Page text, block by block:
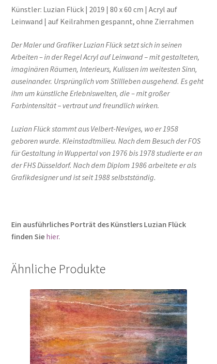
Künstler: Luzian Flück | 2019 | 80 x 60 cm | Acryl auf
Leinwand | auf Keilrahmen gespannt, ohne Zierrahmen
Der Maler und Grafiker Luzian Flück setzt sich in seinen
Arbeiten – in der Regel Acryl auf Leinwand – mit gestalteten,
imaginären Räumen, Interieurs, Kulissen im weitesten Sinn,
auseinander. Ursprünglich vom Stillleben ausgehend. Es geht
ihm um künstliche Erlebniswelten, die – mit großer
Farbintensität – vertraut und freundlich wirken.
Luzian Flück stammt aus Velbert-Neviges, wo er 1958
geboren wurde. Kleinstadtmilieu. Nach dem Besuch der FOS
für Gestaltung in Wuppertal von 1976 bis 1978 studierte er an
der FHS Düsseldorf. Nach dem Diplom 1986 arbeitete er als
Grafikdesigner und ist seit 1988 selbstständig.
Ein ausführliches Porträt des Künstlers Luzian Flück
finden Sie hier.
Ähnliche Produkte